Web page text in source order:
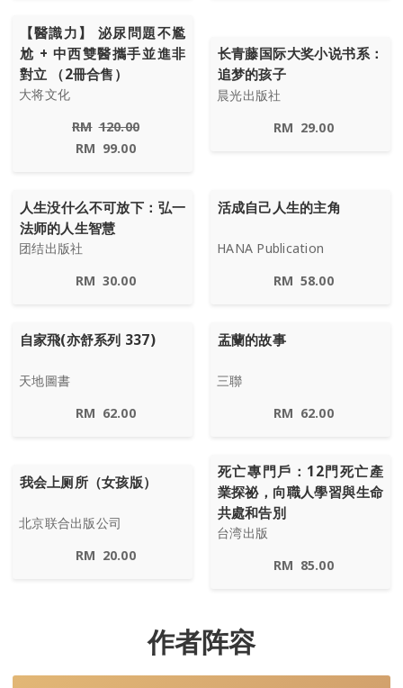
【醫識力】 泌尿問題不尷
尬 + 中西雙醫攜手並進非
對立 （2冊合售）
大将文化
RM 120.00
RM 99.00
长青藤国际大奖小说书系：
追梦的孩子
晨光出版社
RM 29.00
人生没什么不可放下：弘一
法师的人生智慧
团结出版社
RM 30.00
活成自己人生的主角
HANA Publication
RM 58.00
自家飛(亦舒系列 337)
天地圖書
RM 62.00
盂蘭的故事
三聯
RM 62.00
我会上厕所（女孩版）
北京联合出版公司
RM 20.00
死亡專門戶：12門死亡產
業探祕，向職人學習與生命
共處和告別
台湾出版
RM 85.00
作者阵容